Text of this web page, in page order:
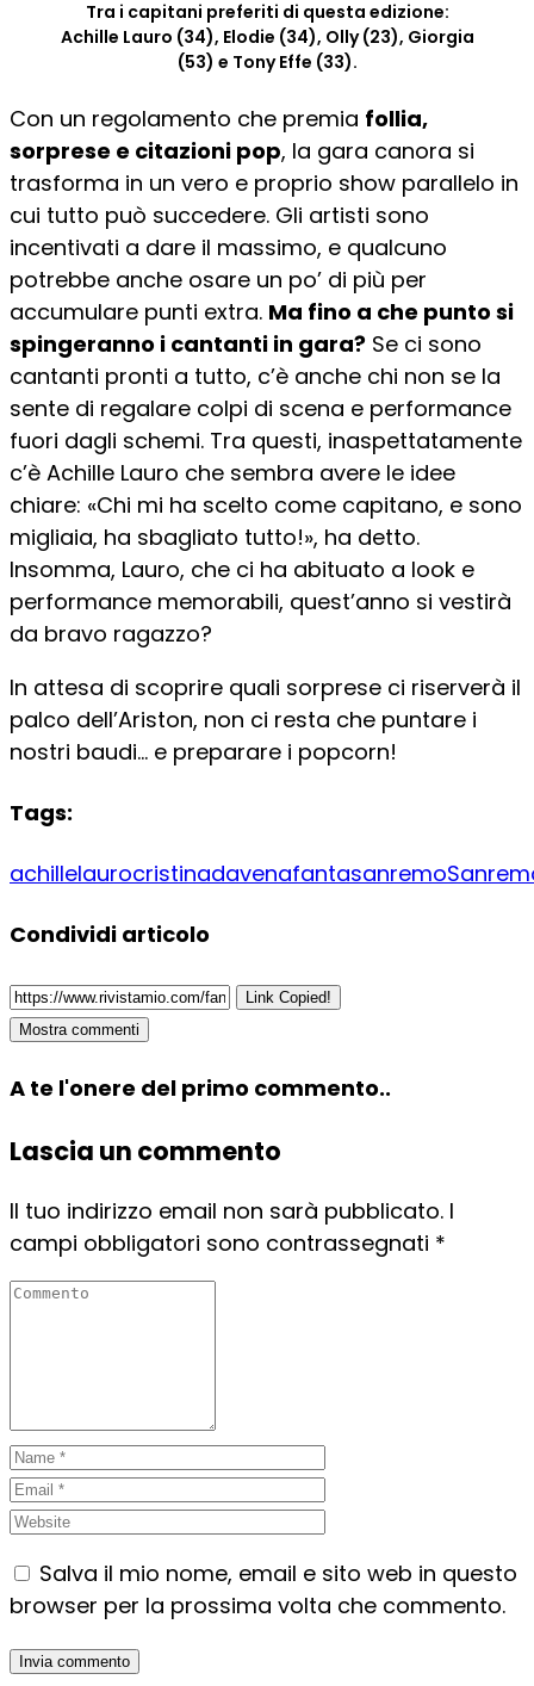
Tra i capitani preferiti di questa edizione:
Achille Lauro (34), Elodie (34), Olly (23), Giorgia
(53) e Tony Effe (33).
Con un regolamento che premia follia,
sorprese e citazioni pop, la gara canora si
trasforma in un vero e proprio show parallelo in
cui tutto può succedere. Gli artisti sono
incentivati a dare il massimo, e qualcuno
potrebbe anche osare un po’ di più per
accumulare punti extra. Ma fino a che punto si
spingeranno i cantanti in gara? Se ci sono
cantanti pronti a tutto, c’è anche chi non se la
sente di regalare colpi di scena e performance
fuori dagli schemi. Tra questi, inaspettatamente
c’è Achille Lauro che sembra avere le idee
chiare: «Chi mi ha scelto come capitano, e sono
migliaia, ha sbagliato tutto!», ha detto.
Insomma, Lauro, che ci ha abituato a look e
performance memorabili, quest’anno si vestirà
da bravo ragazzo?
In attesa di scoprire quali sorprese ci riserverà il
palco dell’Ariston, non ci resta che puntare i
nostri baudi… e preparare i popcorn!
Tags:
achillelaurocristinadavenafantasanremo
Condividi articolo
Link Copied!
Mostra commenti
A te l'onere del primo commento..
Lascia un commento
Il tuo indirizzo email non sarà pubblicato. I
campi obbligatori sono contrassegnati *
Salva il mio nome, email e sito web in questo
browser per la prossima volta che commento.